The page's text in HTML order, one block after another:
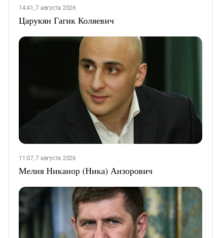
14:41, 7 августа 2026
Царукян Гагик Коляевич
11:07, 7 августа 2026
Мелия Никанор (Ника) Анзорович